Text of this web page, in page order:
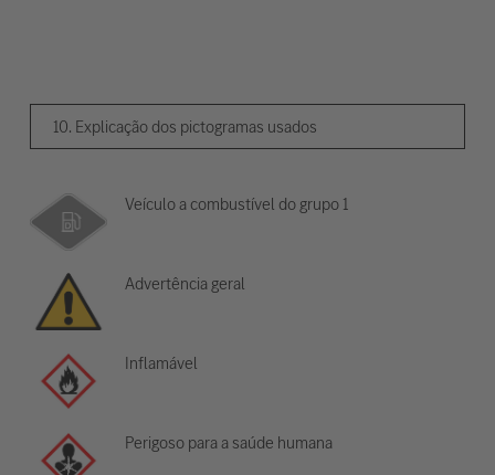
10. Explicação dos pictogramas usados
Veículo a combustível do grupo 1
Advertência geral
Inflamável
Perigoso para a saúde humana